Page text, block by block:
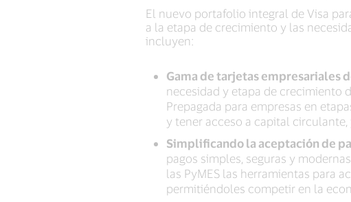
El nuevo portafolio integral de Visa
a la etapa de crecimiento y las
incluyen:
Gama de tarjetas empresariales
necesidad y etapa de crecimiento
Prepagada para empresas en
y tener acceso a capital circulante,
Simplificando la aceptación de
pagos simples, seguras y
las PyMES las herramientas para
permitiéndoles competir en la